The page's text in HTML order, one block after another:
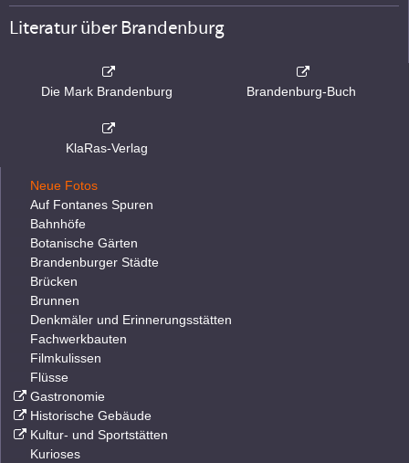
Literatur über Brandenburg
Die Mark Brandenburg Brandenburg-Buch
KlaRas-Verlag
Neue Fotos
Auf Fontanes Spuren
Bahnhöfe
Botanische Gärten
Brandenburger Städte
Brücken
Brunnen
Denkmäler und Erinnerungsstätten
Fachwerkbauten
Filmkulissen
Flüsse
Gastronomie
Historische Gebäude
Kultur- und Sportstätten
Kurioses